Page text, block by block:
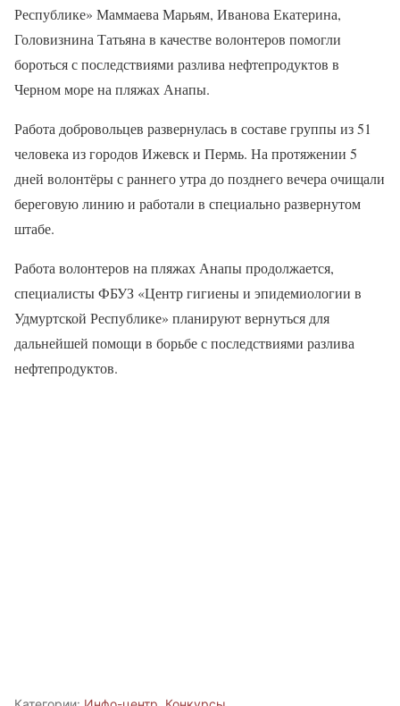
Республике» Маммаева Марьям, Иванова Екатерина,
Головизнина Татьяна в качестве волонтеров помогли
бороться с последствиями разлива нефтепродуктов в
Черном море на пляжах Анапы.
Работа добровольцев развернулась в составе группы из 51
человека из городов Ижевск и Пермь. На протяжении 5
дней волонтёры с раннего утра до позднего вечера очищали
береговую линию и работали в специально развернутом
штабе.
Работа волонтеров на пляжах Анапы продолжается,
специалисты ФБУЗ «Центр гигиены и эпидемиологии в
Удмуртской Республике» планируют вернуться для
дальнейшей помощи в борьбе с последствиями разлива
нефтепродуктов.